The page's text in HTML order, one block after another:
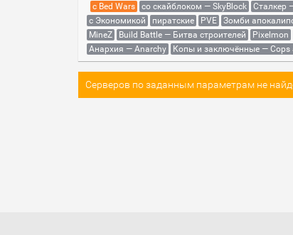
с Bed Wars
со скайблоком — SkyBlock Сталкер
с Экономикой
пиратские PVE Зомби
MineZ
Build Battle — Битва строителей Pixelmon
Анархия — Anarchy
Копы и заключённые — Cops
Серверов по заданным параметрам не